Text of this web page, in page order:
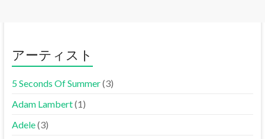
アーティスト
5 Seconds Of Summer(3)
Adam Lambert(1)
Adele(3)